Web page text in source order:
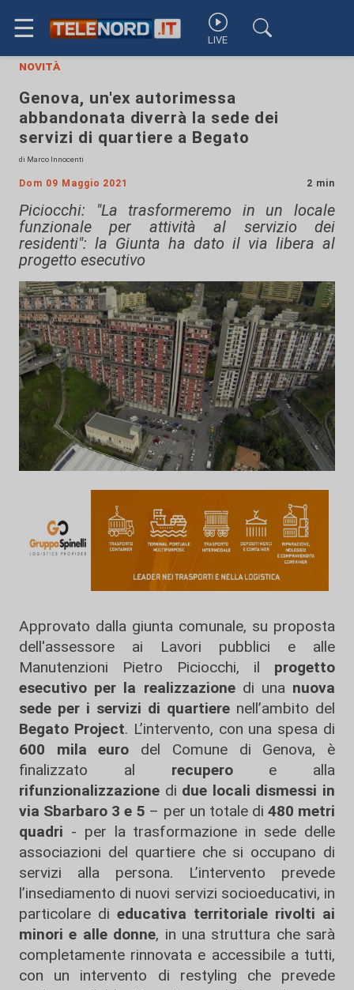
☰ LIVE
novità
Genova, un'ex autorimessa
abbandonata diverrà la sede dei
servizi di quartiere a Begato
di Marco Innocenti
Dom 09 Maggio 2021 2 min
Piciocchi: "La trasformeremo in un locale
funzionale per attività al servizio dei
residenti": la Giunta ha dato il via libera al
progetto esecutivo
Approvato dalla giunta comunale, su proposta
dell'assessore ai Lavori pubblici e alle
Manutenzioni Pietro Piciocchi, il progetto
esecutivo per la realizzazionedi una nuova
sede per i servizi di quartiere nell’ambito del
Begato Project. L’intervento, con una spesa di
600 mila euro del Comune di Genova, è
finalizzato al recuperoe alla
rifunzionalizzazione di due locali dismessi in
via Sbarbaro 3 e 5 – per un totale di 480 metri
quadri - per la trasformazione in sede delle
associazioni del quartiere che si occupano di
servizi alla persona. L’intervento prevede
l’insediamento di nuovi servizi socioeducativi, in
particolare di educativa territoriale rivolti ai
minori e alle donne, in una struttura che sarà
completamente rinnovata e accessibile a tutti,
con un intervento di restyling che prevede